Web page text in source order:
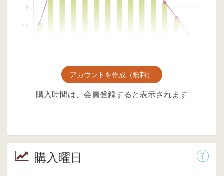
アカウントを作成（無料）
購入時間は、会員登録すると表示されます
購入曜日